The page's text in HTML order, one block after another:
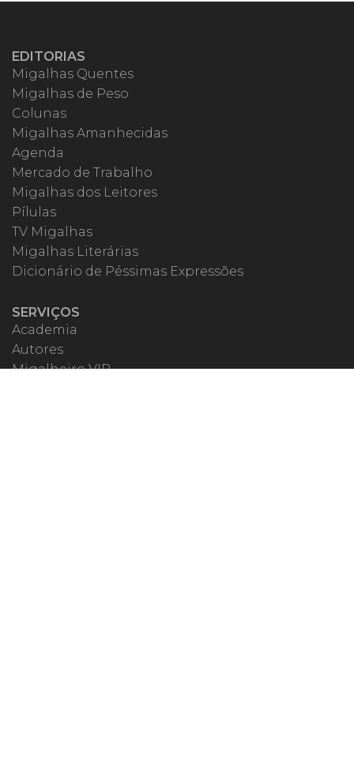
EDITORIAS
Migalhas Quentes
Migalhas de Peso
Colunas
Migalhas Amanhecidas
Agenda
Mercado de Trabalho
Migalhas dos Leitores
Pílulas
TV Migalhas
Migalhas Literárias
Dicionário de Péssimas Expressões
SERVIÇOS
Academia
Autores
Migalheiro VIP